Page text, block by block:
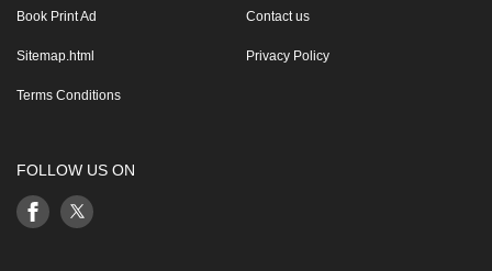
Book Print Ad Contact us
Sitemap.html Privacy Policy
Terms Conditions
FOLLOW US ON